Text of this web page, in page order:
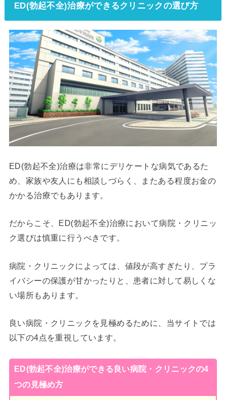
ED(勃起不全)治療ができるクリニックの選び方
ED(勃起不全)治療は非常にデリケートな病気であるた
め、家族や友人にも相談しづらく、またある程度お金の
かかる治療でもあります。
だからこそ、ED(勃起不全)治療において病院・クリニッ
ク選びは慎重に行うべきです。
病院・クリニックによっては、値段が高すぎたり、プラ
イバシーの保護が甘かったりと、患者に対して易しくな
い場所もあります。
良い病院・クリニックを見極めるために、当サイトでは
以下の4点を重視しています。
ED(勃起不全)治療ができる良い病院・クリニックの4
つの見極め方